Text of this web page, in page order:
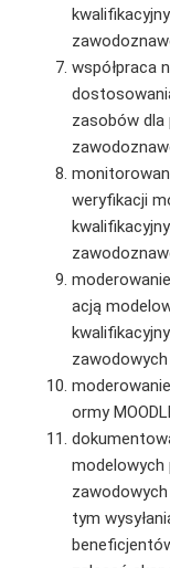
współpraca
zasobów
weryfikacji
acją
ormy
modelowych
tym